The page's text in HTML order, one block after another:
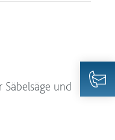
und